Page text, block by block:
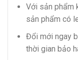
Với sản phẩm
sản phẩm có
Đổi mới ngay
thời gian bảo